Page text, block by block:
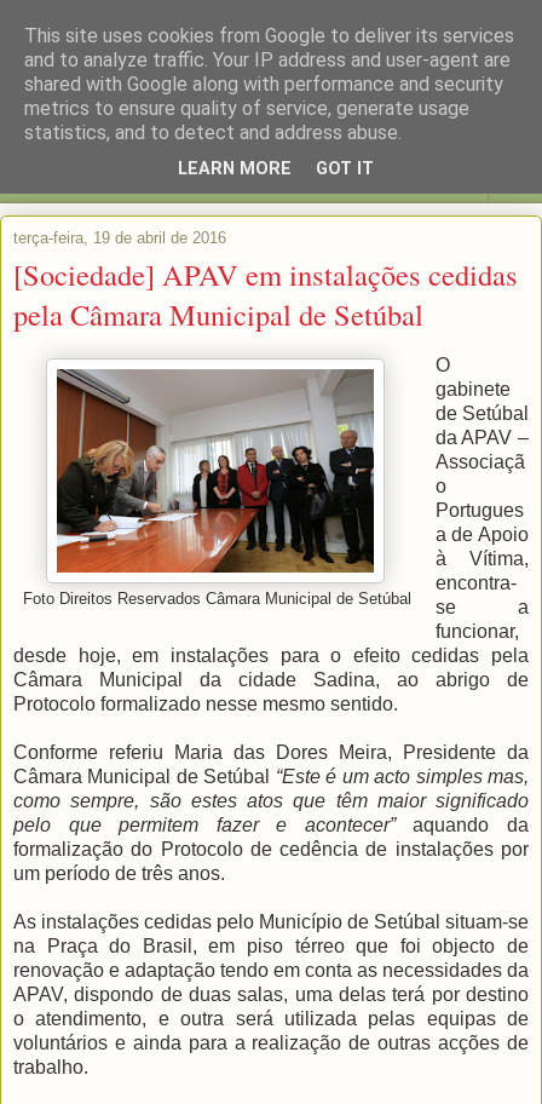
terça-feira, 19 de abril de 2016
[Sociedade] APAV em instalações cedidas
pela Câmara Municipal de Setúbal
Foto Direitos Reservados Câmara Municipal de Setúbal
O
gabinete
de Setúbal
da APAV –
Associaçã
o
Portugues
a de Apoio
à Vítima,
encontra-
se a
funcionar,
desde hoje, em instalações para o efeito cedidas pela
Câmara Municipal da cidade Sadina, ao abrigo de
Protocolo formalizado nesse mesmo sentido.
Conforme referiu Maria das Dores Meira, Presidente da
Câmara Municipal de Setúbal “Este é um acto simples mas,
como sempre, são estes atos que têm maior significado
pelo que permitem fazer e acontecer”aquando da
formalização do Protocolo de cedência de instalações por
um período de três anos.
As instalações cedidas pelo Município de Setúbal situam-se
na Praça do Brasil, em piso térreo que foi objecto de
renovação e adaptação tendo em conta as necessidades da
APAV, dispondo de duas salas, uma delas terá por destino
o atendimento, e outra será utilizada pelas equipas de
voluntários e ainda para a realização de outras acções de
trabalho.
This site uses cookies from Google to deliver its services
and to analyze traffic. Your IP address and user-agent are
shared with Google along with performance and security
metrics to ensure quality of service, generate usage
statistics, and to detect and address abuse.
LEARN MORE GOT IT